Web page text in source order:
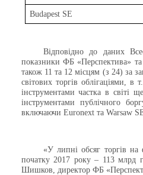
Budapest SE
Відповідно до даних
показники ФБ «Перспектива»
також 11 та 12 місцям (з 24) за
світових торгів облігаціями,
інструментами частка в світі
інструментами публічного
включаючи Euronext та Warsaw
«У липні обсяг торгів
початку 2017 року – 113 млрд
Шишков, директор ФБ